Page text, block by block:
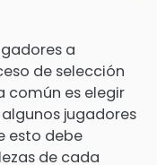
a
de selección
común es elegir
jugadores
esto debe
de cada